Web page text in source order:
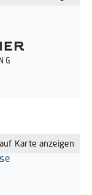
auf Karte anzeigen